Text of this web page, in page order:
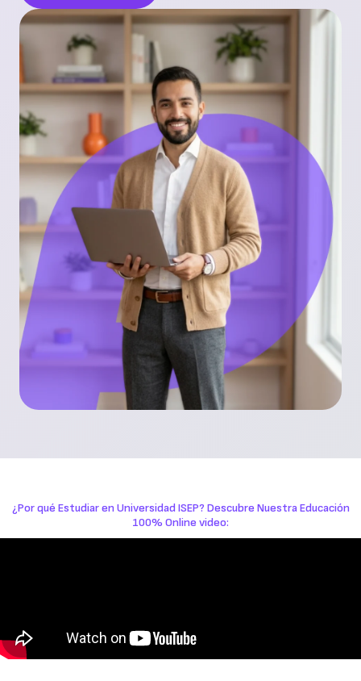
¿Por qué Estudiar en Universidad ISEP? Descubre Nuestra Educación
100% Online video: